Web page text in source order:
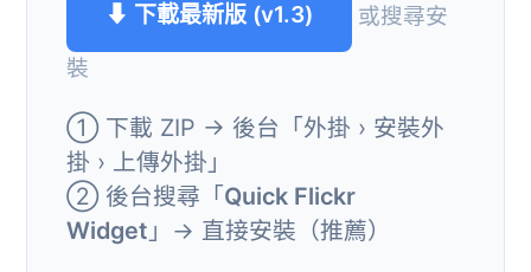
⬇ 下載最新版 (v1.3)
或搜尋安
裝
① 下載 ZIP → 後台「外掛 › 安裝外
掛 › 上傳外掛」
② 後台搜尋「Quick Flickr
Widget 」→ 直接安裝（推薦）